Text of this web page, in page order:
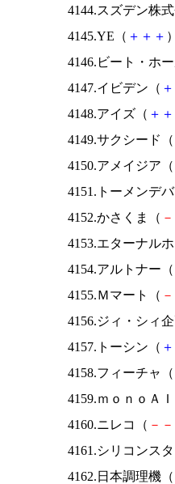
4144.スズデン株
4145.YE（ ＋ ＋ ＋
4146.ビート・ホ
4147.イビデン（ ＋
4148.アイズ（ ＋ ＋
4149.サクシード（
4150.アメイジア（
4151.トーメンデ
4152.かさくま（ －
4153.エターナル
4154.アルトナー（
4155.Ｍマート（ －
4156.ジィ・シィ
4157.トーシン（ ＋
4158.フィーチャ（
4159.ｍｏｎｏＡ
4160.ニレコ（ － －
4161.シリコンス
4162.日本調理機（